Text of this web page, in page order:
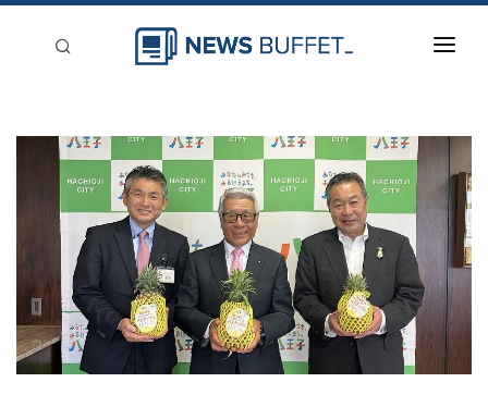
新聞稿分類
登入
刊登